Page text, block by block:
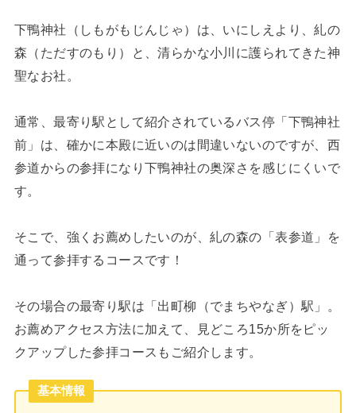
下鴨神社（しもがもじんじゃ）は、いにしえより、糺の
森（ただすのもり）と、清らかな小川に護られてきた神
聖なお社。
通常、最寄り駅として紹介されているバス停「下鴨神社
前」は、確かに本殿に近いのは間違いないのですが、西
参道からの参拝になり下鴨神社の奥深さを感じにくいで
す。
そこで、強くお薦めしたいのが、糺の森の「表参道」を
通って参拝するコースです！
その場合の最寄り駅は「出町柳（でまちやなぎ）駅」。
お薦めアクセス方法に加えて、見どころ15か所をピッ
クアップした参拝コースもご紹介します。
基本情報